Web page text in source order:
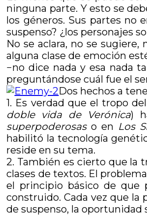
ninguna parte. Y esto se
los géneros. Sus partes no
suspenso? ¿los personajes
No se aclara, no se
alguna clase de emoción
−no dice nada y esa nada
preguntándose cuál fue el
Dos hechos a
1. Es verdad que el tropo
doble vida de Verónica)
superpoderosaso en Los
habilitó la tecnología
reside en su tema.
2. También es cierto que
clases de textos. El
el principio básico de que
construido. Cada vez que la
de suspenso, la oportunidad